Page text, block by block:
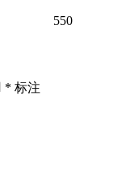
550
* 标注